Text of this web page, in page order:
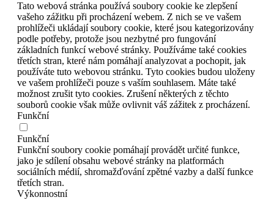
Tato webová stránka používá soubory cookie ke zlepšení
vašeho zážitku při procházení webem. Z nich se ve vašem
prohlížeči ukládají soubory cookie, které jsou kategorizovány
podle potřeby, protože jsou nezbytné pro fungování
základních funkcí webové stránky. Používáme také cookies
třetích stran, které nám pomáhají analyzovat a pochopit, jak
používáte tuto webovou stránku. Tyto cookies budou uloženy
ve vašem prohlížeči pouze s vaším souhlasem. Máte také
možnost zrušit tyto cookies. Zrušení některých z těchto
souborů cookie však může ovlivnit váš zážitek z procházení.
Funkční
Funkční
Funkční soubory cookie pomáhají provádět určité funkce,
jako je sdílení obsahu webové stránky na platformách
sociálních médií, shromažďování zpětné vazby a další funkce
třetích stran.
Výkonnostní